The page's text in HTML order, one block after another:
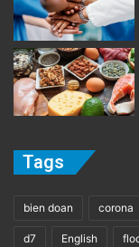
Tags
bien doan corona
d7 English